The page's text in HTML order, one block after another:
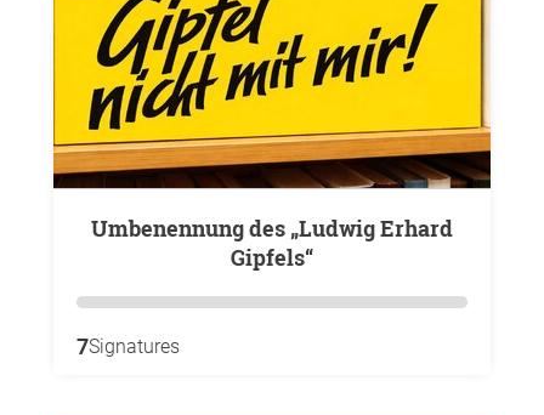
Umbenennung des „Ludwig Erhard
Gipfels“
7Signatures